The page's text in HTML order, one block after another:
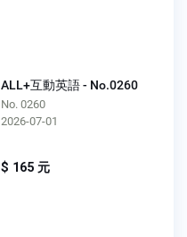
ALL+互動英語 - No.0260
No. 0260
2026-07-01
$ 165 元